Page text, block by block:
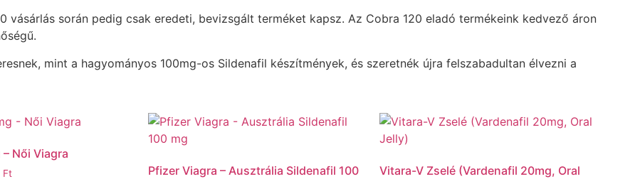
vásárlás során pedig csak eredeti, bevizsgált terméket kapsz. Az Cobra 120 eladó termékeink kedvező áron
mint a hagyományos 100mg-os Sildenafil készítmények, és szeretnék újra felszabadultan élvezni a
Női Viagra
Ft
Pfizer Viagra – Ausztrália Sildenafil 100
Vitara-V Zselé (Vardenafil 20mg, Oral